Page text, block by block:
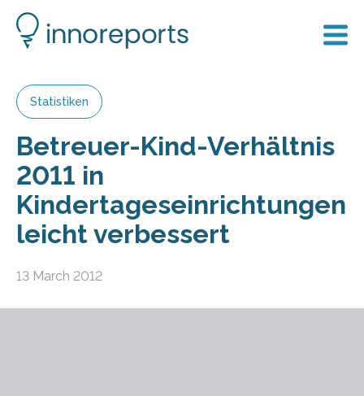
Statistiken
Betreuer-Kind-Verhältnis
2011 in
Kindertageseinrichtungen
leicht verbessert
13 March 2012